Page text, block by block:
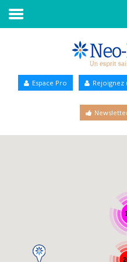
Annuaire Bien-être
Espace Pro Rejoignez